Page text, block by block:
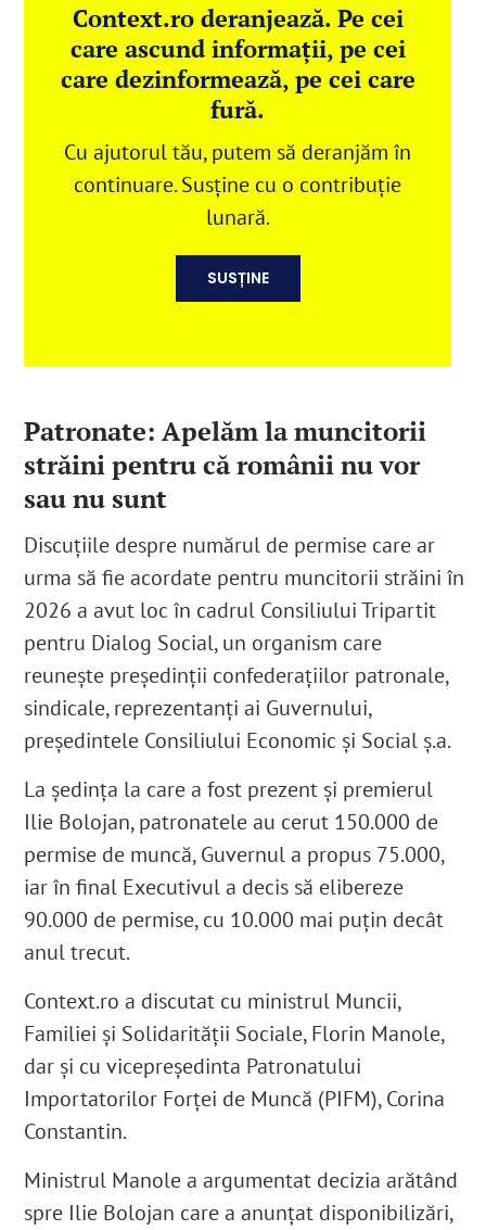
Context.ro deranjează. Pe cei
care ascund informații, pe cei
care dezinformează, pe cei care
fură.
Cu ajutorul tău, putem să deranjăm în
continuare. Susține cu o contribuție
lunară.
SUSȚINE
Patronate: Apelăm la muncitorii
străini pentru că românii nu vor
sau nu sunt
Discuțiile despre numărul de permise care ar
urma să fie acordate pentru muncitorii străini în
2026 a avut loc în cadrul Consiliului Tripartit
pentru Dialog Social, un organism care
reunește președinții confederațiilor patronale,
sindicale, reprezentanți ai Guvernului,
președintele Consiliului Economic și Social ș.a.
La ședința la care a fost prezent și premierul
Ilie Bolojan, patronatele au cerut 150.000 de
permise de muncă, Guvernul a propus 75.000,
iar în final Executivul a decis să elibereze
90.000 de permise, cu 10.000 mai puțin decât
anul trecut.
Context.ro a discutat cu ministrul Muncii,
Familiei și Solidarității Sociale, Florin Manole,
dar și cu vicepreședinta Patronatului
Importatorilor Forței de Muncă (PIFM), Corina
Constantin.
Ministrul Manole a argumentat decizia arătând
spre Ilie Bolojan care a anunțat disponibilizări,